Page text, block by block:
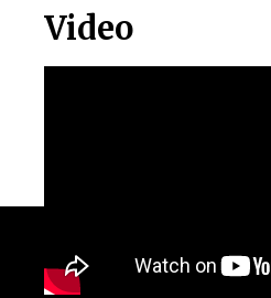
Video